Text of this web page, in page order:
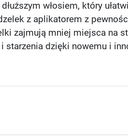
włosiem, który
z aplikatorem z
zajmują mniej miejsca na
starzenia dzięki nowemu i